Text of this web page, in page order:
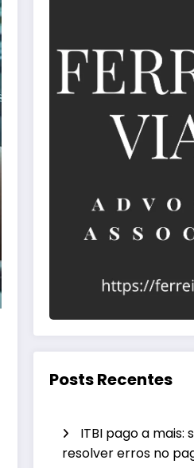
Posts Recentes
ITBI pago a
resolver erros no